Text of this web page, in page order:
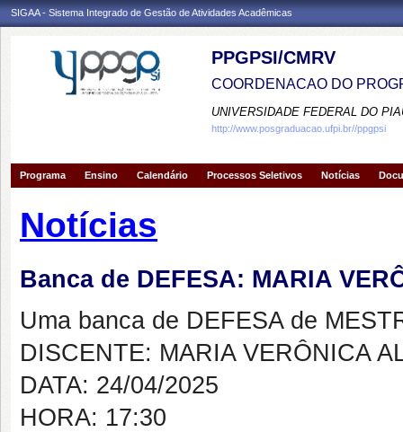
SIGAA - Sistema Integrado de Gestão de Atividades Acadêmicas
PPGPSI/CMRV
COORDENACAO DO
UNIVERSIDADE FEDERAL DO
http://www.posgraduacao.ufpi.br//ppgpsi
Programa Ensino Calendário Processos Seletivos Notícias
Notícias
Banca de DEFESA: MARIA
Uma banca de DEFESA de
DISCENTE: MARIA VERÔNICA
DATA: 24/04/2025
HORA: 17:30